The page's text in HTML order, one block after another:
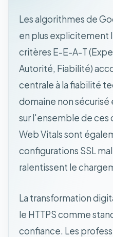
Les algorithmes de
en plus explicitement
critères E-E-A-T
Autorité, Fiabilité)
centrale à la fiabilité
domaine non sécurisé
sur l'ensemble de ces
Web Vitals sont
configurations SSL
ralentissent le
La transformation
le HTTPS comme
confiance. Les